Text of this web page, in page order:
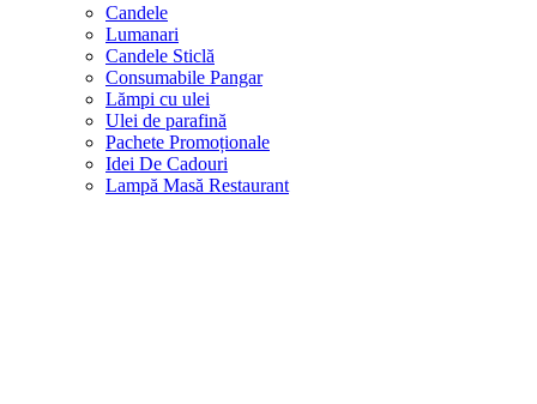
Candele
Lumanari
Candele Sticlă
Consumabile Pangar
Lămpi cu ulei
Ulei de parafină
Pachete Promoționale
Idei De Cadouri
Lampă Masă Restaurant